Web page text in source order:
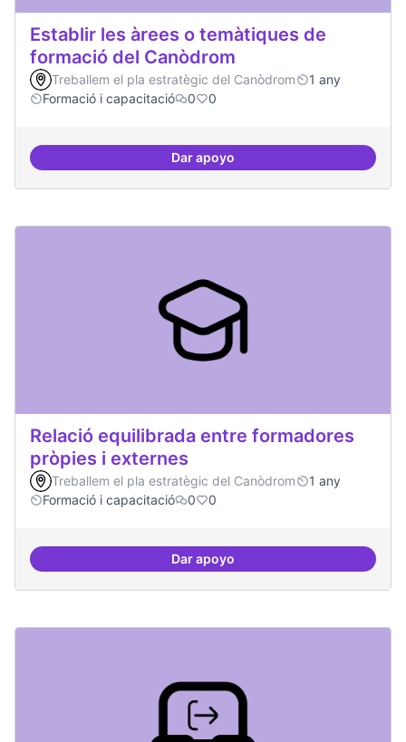
Establir les àrees o temàtiques de
formació del Canòdrom
Treballem el pla estratègic del Canòdrom
1 any
Formació i capacitació
0 0
Dar apoyoEstablir les àrees o temàtiques
Relació equilibrada entre formadores
pròpies i externes
Treballem el pla estratègic del Canòdrom
1 any
Formació i capacitació
0 0
Dar apoyoRelació equilibrada entre